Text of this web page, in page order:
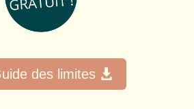
des limites